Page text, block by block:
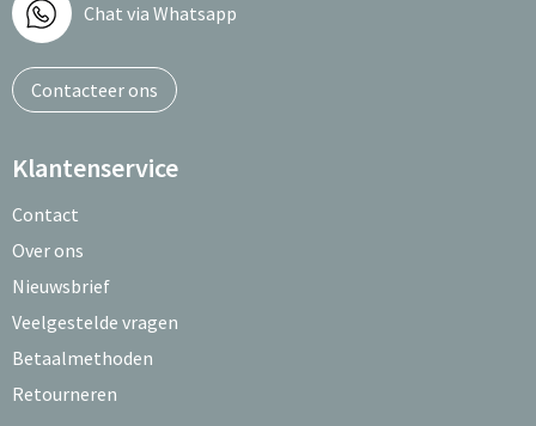
Chat via Whatsapp
Contacteer ons
Klantenservice
Contact
Over ons
Nieuwsbrief
Veelgestelde vragen
Betaalmethoden
Retourneren